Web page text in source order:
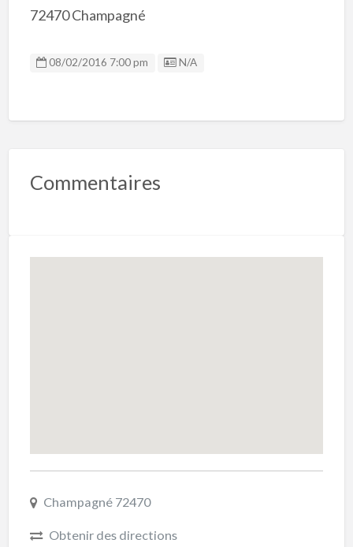
72470 Champagné
08/02/2016 7:00 pm Listing ID
N/A
Commentaires
Champagné 72470
Obtenir des directions